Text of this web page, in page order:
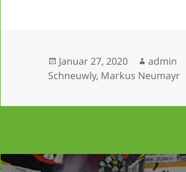
Veröffentlicht
am
Januar 27, 2020 Autor
admin
Schneuwly, Markus Neumayr
Beitrags-